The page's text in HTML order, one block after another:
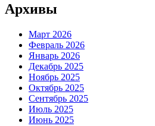
Архивы
Март 2026
Февраль 2026
Январь 2026
Декабрь 2025
Ноябрь 2025
Октябрь 2025
Сентябрь 2025
Июль 2025
Июнь 2025